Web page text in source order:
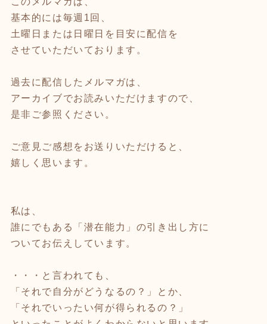
基本的には毎週1回、
土曜日または日曜日を目安に配信を
させていただいております。
過去に配信したメルマガは、
アーカイブでお読みいただけますので、
是非ご参照ください。
ご意見ご感想をお送りいただけると、
嬉しく思います。
私は、
誰にでもある「潜在能力」の引き出し方に
ついてお伝えしています。
・・・と言われても、
「それで自分がどうなるの？」とか、
「それでいったい何が得られるの？」